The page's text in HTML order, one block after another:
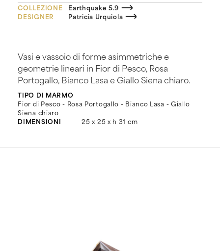
COLLEZIONE
Earthquake 5.9
DESIGNER
Patricia Urquiola
Vasi e vassoio di forme asimmetriche e
geometrie lineari in Fior di Pesco, Rosa
Portogallo, Bianco Lasa e Giallo Siena chiaro.
TIPO DI MARMO
Fior di Pesco - Rosa Portogallo - Bianco Lasa - Giallo
Siena chiaro
DIMENSIONI
25 x 25 x h 31 cm